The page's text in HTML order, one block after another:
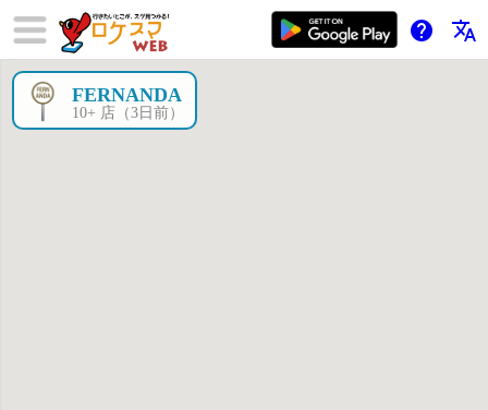
help translate
FERNANDA
10+ 店（3日前）